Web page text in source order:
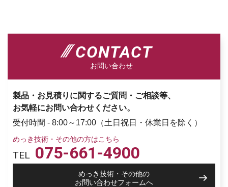
CONTACT
お問い合わせ
製品・お見積りに関するご質問・ご相談等、
お気軽にお問い合わせください。
受付時間 - 8:00～17:00（土日祝日・休業日を除く）
めっき技術・その他の方はこちら
TEL 075-661-4900
めっき技術・その他の
お問い合わせフォームへ